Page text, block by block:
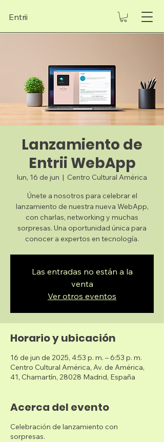
Entrii
Lanzamiento de
Entrii WebApp
lun, 16 de jun
  |
Centro Cultural América
Únete a nosotros para celebrar el
lanzamiento de nuestra nueva WebApp,
con charlas, networking y muchas
sorpresas. Una oportunidad única para
conocer a expertos en tecnología.
Las entradas no están a la
venta
Ver otros eventos
Horario y ubicación
16 de jun de 2025, 4:53 p. m. – 6:53 p. m.
Centro Cultural América, Av. de América,
41, Chamartín, 28028 Madrid, España
Acerca del evento
Celebración de lanzamiento con
sorpresas.